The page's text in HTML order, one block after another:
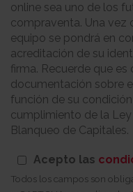
online sea uno de los
compraventa. Una vez
equipo se pondrá en
acreditación de su
firma. Recuerde que
documentación sobre
función de su
cumplimiento de la
Blanqueo de Capitales.
Acepto las
Todos los campos son